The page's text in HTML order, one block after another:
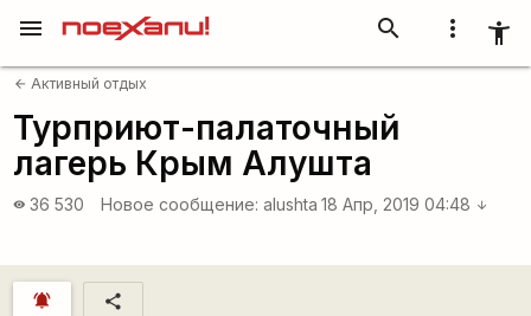
more_vert accessibility_new
search
menu
arrow_back Активный отдых
Турприют-палаточный
лагерь Крым Алушта
visibility 36 530 Новое сообщение: alushta 18 Апр, 2019 04:48 arrow_downward
notifications_active share